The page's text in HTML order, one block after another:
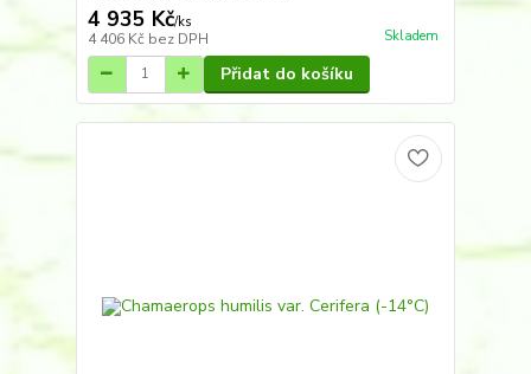
4 935 Kč/ks
4 406 Kč bez DPH Skladem
Přidat do košíku